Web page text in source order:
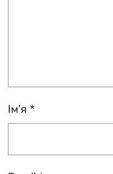
Ім’я *